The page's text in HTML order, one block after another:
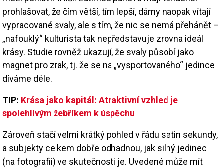
prohlašovat, že čím větší, tím lepší, dámy naopak vítají
vypracované svaly, ale s tím, že nic se nemá přehánět –
„nafouklý“ kulturista tak nepředstavuje zrovna ideál
krásy. Studie rovněž ukazují, že svaly působí jako
magnet pro zrak, tj. že se na „vysportovaného“ jedince
díváme déle.
TIP: Krása jako kapitál: Atraktivní vzhled je
spolehlivým žebříkem k úspěchu
Zároveň stačí velmi krátký pohled v řádu setin sekundy,
a subjekty celkem dobře odhadnou, jak silný jedinec
(na fotografii) ve skutečnosti je. Uvedené může mít